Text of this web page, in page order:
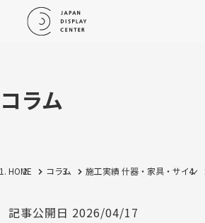
コラム
HOME コラム 施工実績 什器・家具・サイン
記事公開日 2026/04/17